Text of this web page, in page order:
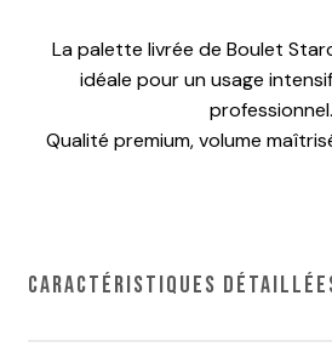
La palette livrée de Boulet
idéale pour un usage
professionnel.
Qualité premium, volume
Caractéristiques